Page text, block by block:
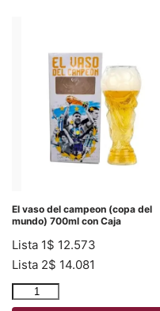
El vaso del campeon (copa del
mundo) 700ml con Caja
Lista 1$ 12.573
Lista 2$ 14.081